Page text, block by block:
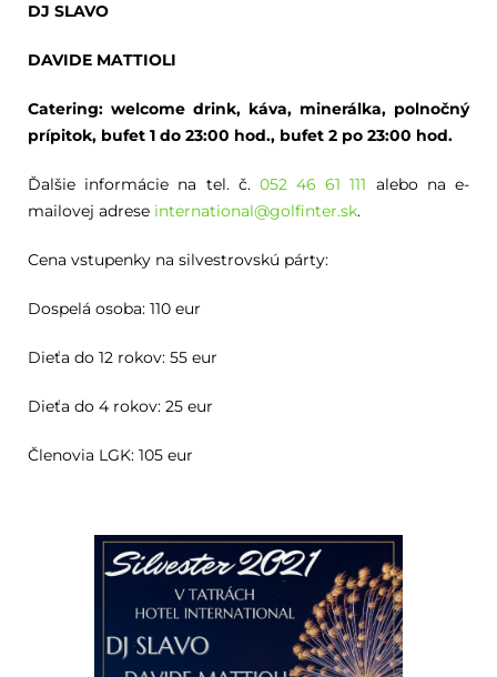
DJ SLAVO
DAVIDE MATTIOLI
Catering: welcome drink, káva, minerálka, polnočný
prípitok, bufet 1 do 23:00 hod., bufet 2 po 23:00 hod.
Ďalšie informácie na tel. č. 052 46 61 111 alebo na e-
mailovej adrese international@golfinter.sk.
Cena vstupenky na silvestrovskú párty:
Dospelá osoba: 110 eur
Dieťa do 12 rokov: 55 eur
Dieťa do 4 rokov: 25 eur
Členovia LGK: 105 eur